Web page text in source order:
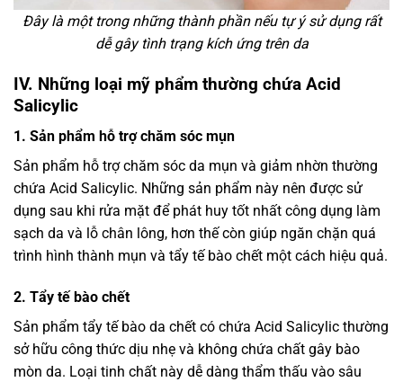
Đây là một trong những thành phần nếu tự ý sử dụng rất
dễ gây tình trạng kích ứng trên da
IV. Những loại mỹ phẩm thường chứa Acid
Salicylic
1. Sản phẩm hỗ trợ chăm sóc mụn
Sản phẩm hỗ trợ chăm sóc da mụn và giảm nhờn thường
chứa Acid Salicylic. Những sản phẩm này nên được sử
dụng sau khi rửa mặt để phát huy tốt nhất công dụng làm
sạch da và lỗ chân lông, hơn thế còn giúp ngăn chặn quá
trình hình thành mụn và tẩy tế bào chết một cách hiệu quả.
2. Tẩy tế bào chết
Sản phẩm tẩy tế bào da chết có chứa Acid Salicylic thường
sở hữu công thức dịu nhẹ và không chứa chất gây bào
mòn da. Loại tinh chất này dễ dàng thẩm thấu vào sâu